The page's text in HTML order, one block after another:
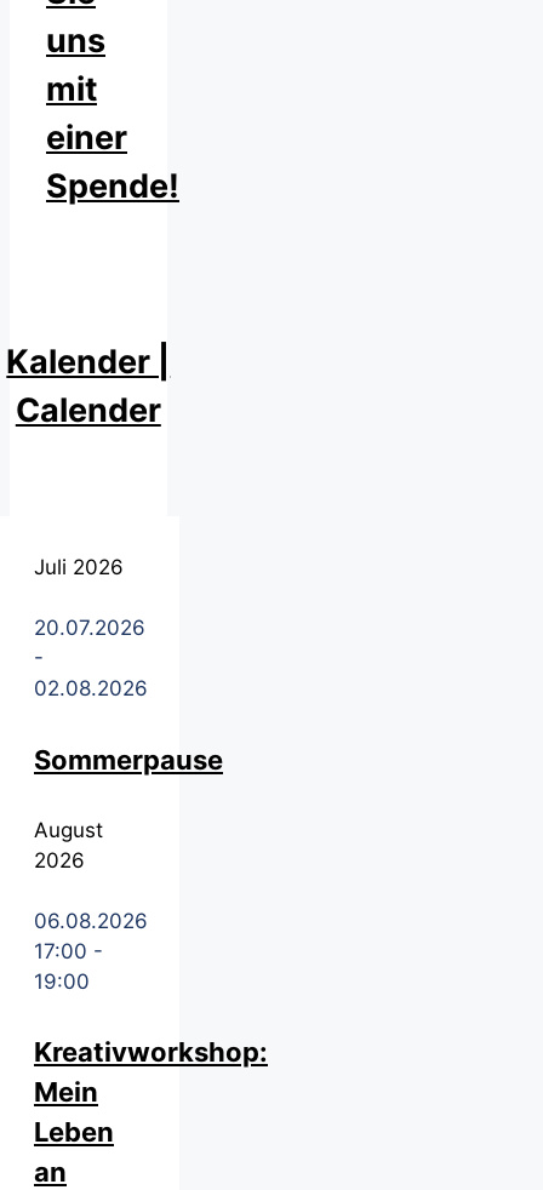
uns
mit
einer
Spende!
Kalender |
Calender
Juli 2026
20.07.2026
-
02.08.2026
Sommerpause
August
2026
06.08.2026
17:00 -
19:00
Kreativworkshop:
Mein
Leben
an